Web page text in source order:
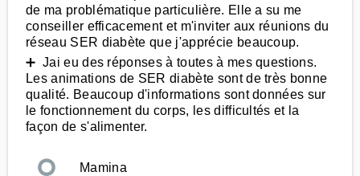
de ma problématique particulière. Elle a su me
conseiller efficacement et m'inviter aux réunions du
réseau SER diabète que j'apprécie beaucoup.
➕ Jai eu des réponses à toutes à mes questions.
Les animations de SER diabète sont de très bonne
qualité. Beaucoup d'informations sont données sur
le fonctionnement du corps, les difficultés et la
façon de s'alimenter.
Mamina